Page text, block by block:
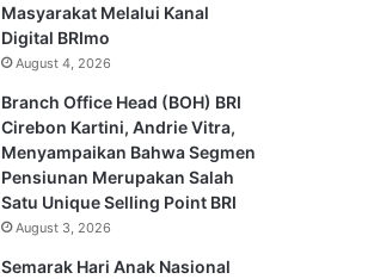
Masyarakat Melalui Kanal
Digital BRImo
August 4, 2026
Branch Office Head (BOH) BRI
Cirebon Kartini, Andrie Vitra,
Menyampaikan Bahwa Segmen
Pensiunan Merupakan Salah
Satu Unique Selling Point BRI
August 3, 2026
Semarak Hari Anak Nasional